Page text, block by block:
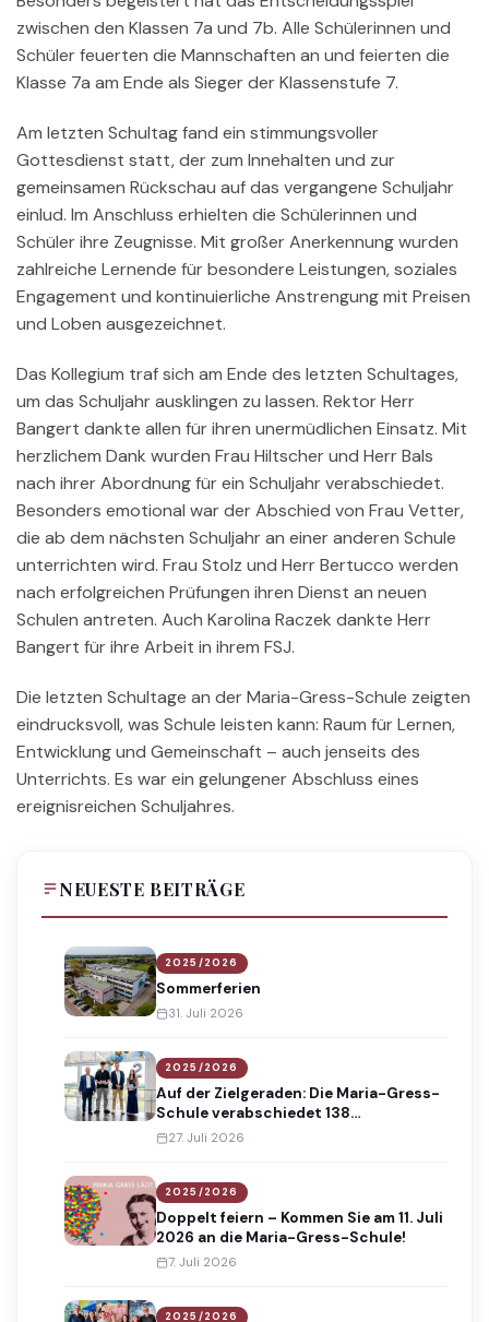
zwischen den Klassen 7a und 7b. Alle Schülerinnen und
Schüler feuerten die Mannschaften an und feierten die
Klasse 7a am Ende als Sieger der Klassenstufe 7.
Am letzten Schultag fand ein stimmungsvoller
Gottesdienst statt, der zum Innehalten und zur
gemeinsamen Rückschau auf das vergangene Schuljahr
einlud. Im Anschluss erhielten die Schülerinnen und
Schüler ihre Zeugnisse. Mit großer Anerkennung wurden
zahlreiche Lernende für besondere Leistungen, soziales
Engagement und kontinuierliche Anstrengung mit Preisen
und Loben ausgezeichnet.
Das Kollegium traf sich am Ende des letzten Schultages,
um das Schuljahr ausklingen zu lassen. Rektor Herr
Bangert dankte allen für ihren unermüdlichen Einsatz. Mit
herzlichem Dank wurden Frau Hiltscher und Herr Bals
nach ihrer Abordnung für ein Schuljahr verabschiedet.
Besonders emotional war der Abschied von Frau Vetter,
die ab dem nächsten Schuljahr an einer anderen Schule
unterrichten wird. Frau Stolz und Herr Bertucco werden
nach erfolgreichen Prüfungen ihren Dienst an neuen
Schulen antreten. Auch Karolina Raczek dankte Herr
Bangert für ihre Arbeit in ihrem FSJ.
Die letzten Schultage an der Maria-Gress-Schule zeigten
eindrucksvoll, was Schule leisten kann: Raum für Lernen,
Entwicklung und Gemeinschaft – auch jenseits des
Unterrichts. Es war ein gelungener Abschluss eines
ereignisreichen Schuljahres.
NEUESTE BEITRÄGE
2025/2026
Sommerferien
31. Juli 2026
2025/2026
Auf der Zielgeraden: Die Maria-Gress-
Schule verabschiedet 138
Absolventinnen und Absolventen
27. Juli 2026
2025/2026
Doppelt feiern – Kommen Sie am 11. Juli
2026 an die Maria-Gress-Schule!
7. Juli 2026
2025/2026